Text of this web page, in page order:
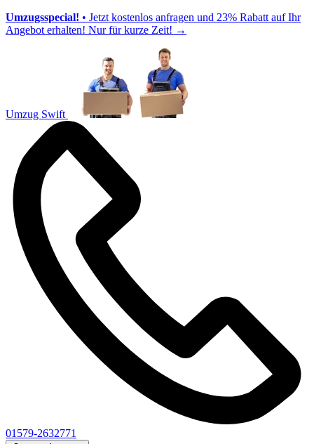
Umzugsspecial! • Jetzt kostenlos anfragen und 23% Rabatt auf Ihr
Angebot erhalten! Nur für kurze Zeit! →
Umzug Swift
01579-2632771